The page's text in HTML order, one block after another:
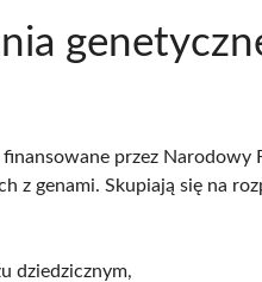
finansowane przez
z genami. Skupiają się na
dziedzicznym,